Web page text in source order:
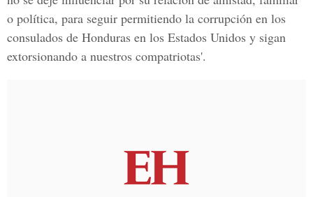
o política, para seguir permitiendo la corrupción en los
consulados de Honduras en los Estados Unidos y sigan
extorsionando a nuestros compatriotas'.